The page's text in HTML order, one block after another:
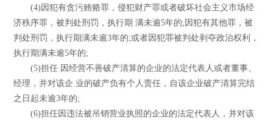
(4)因犯有贪污贿赂罪，侵犯财产罪或者破坏社会主义市场经
济秩序罪，被判处刑罚，执行期 满未逾5年的;因犯有其他罪，被
判处刑罚，执行期满未逾3年的;或者因犯罪被判处剥夺政治权利，
执行期满未逾5年的;
(5)担任 因经营不善破产清算的企业的法定代表人或者董事、
经理，并对该企 业的破产负有个人责任，自该企业破产清算完结
之日起未逾3年的;
(6)担任因违法被吊销营业执照的企业的法定代表人，并对该